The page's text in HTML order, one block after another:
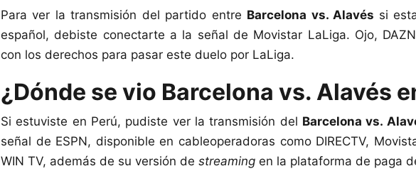
Para ver la transmisión del partido entre Barcelona vs. Alavés si
español, debiste conectarte a la señal de Movistar LaLiga. Ojo,
con los derechos para pasar este duelo por LaLiga.
¿Dónde se vio Barcelona vs. Alavés
Si estuviste en Perú, pudiste ver la transmisión del Barcelona vs.
señal de ESPN, disponible en cableoperadoras como DIRECTV,
WIN TV, además de su versión de streaming en la plataforma de paga